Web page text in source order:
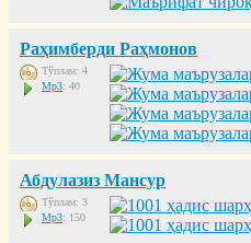
Раҳимберди Раҳмонов
Тўплам: 4
Mp3: 40
Абдулазиз Мансур
Тўплам: 3
Mp3: 150